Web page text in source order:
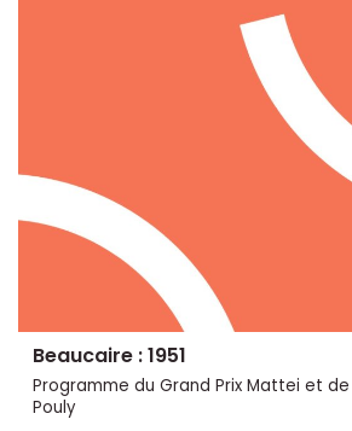
Beaucaire : 1951
Programme du Grand Prix Mattei et
Pouly